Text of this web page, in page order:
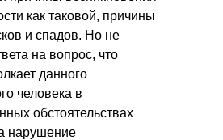
как таковой, причины
и спадов. Но не
на вопрос, что
данного
человека в
обстоятельствах
нарушение